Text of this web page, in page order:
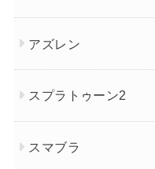
アズレン
スプラトゥーン2
スマブラ